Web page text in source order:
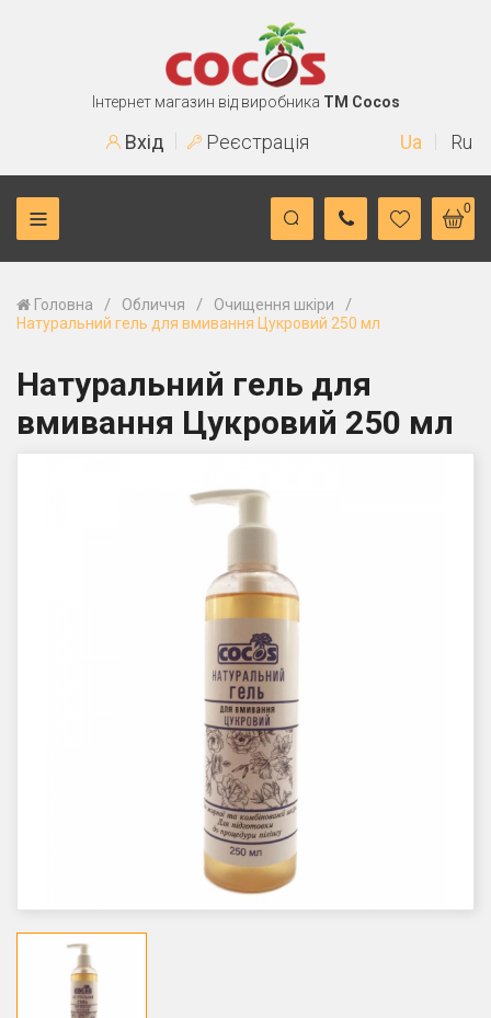
Інтернет магазин від виробника TM Cocos
Вхід Реєстрація Ua Ru
0
Головна / Обличчя / Очищення шкіри /
Натуральний гель для вмивання Цукровий 250 мл
Натуральний гель для
вмивання Цукровий 250 мл